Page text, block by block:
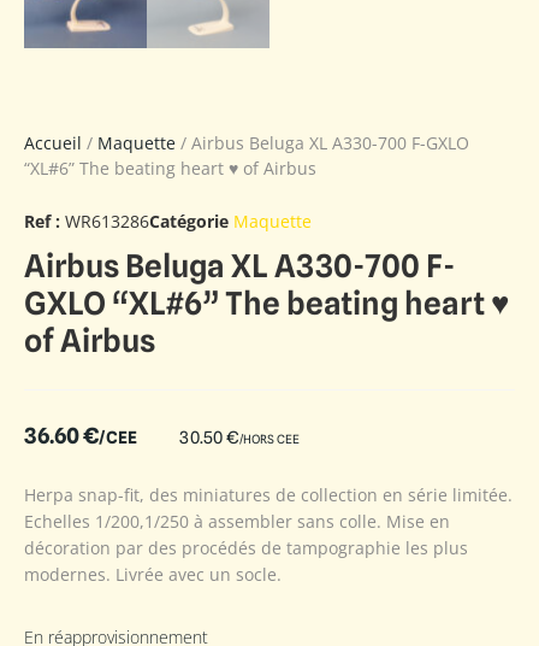
Accueil / Maquette / Airbus Beluga XL A330-700 F-GXLO
“XL#6” The beating heart ♥ of Airbus
Ref : WR613286Catégorie Maquette
Airbus Beluga XL A330-700 F-
GXLO “XL#6” The beating heart ♥
of Airbus
36.60€/CEE 30.50€/HORS CEE
Herpa snap-fit, des miniatures de collection en série limitée.
Echelles 1/200,1/250 à assembler sans colle. Mise en
décoration par des procédés de tampographie les plus
modernes. Livrée avec un socle.
En réapprovisionnement